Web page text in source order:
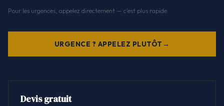
Pour les urgences, appelez directement — c'est plus rapide.
URGENCE ? APPELEZ PLUTÔT
Devis gratuit